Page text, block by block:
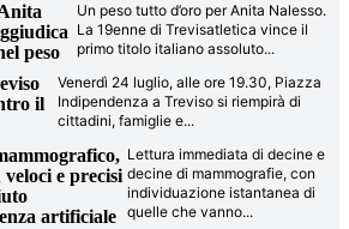
peso
Un peso tutto d’oro per Anita Nalesso.
La 19enne di Trevisatletica vince il
primo titolo italiano assoluto...
il
Venerdì 24 luglio, alle ore 19.30, Piazza
Indipendenza a Treviso si riempirà di
cittadini, famiglie e...
e precisi
artificiale
Lettura immediata di decine e
decine di mammografie, con
individuazione istantanea di
quelle che vanno...